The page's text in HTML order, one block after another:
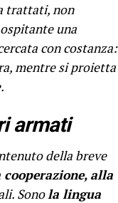
trattati, non
una
con costanza:
mentre si proietta
armati
della breve
alla
Sonola lingua